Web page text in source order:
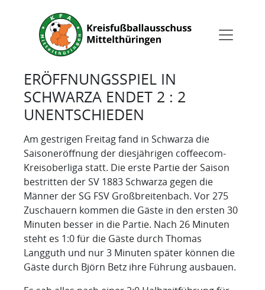
ERÖFFNUNGSSPIEL IN
SCHWARZA ENDET 2 : 2
UNENTSCHIEDEN
Am gestrigen Freitag fand in Schwarza die
Saisoneröffnung der diesjährigen coffeecom-
Kreisoberliga statt. Die erste Partie der Saison
bestritten der SV 1883 Schwarza gegen die
Männer der SG FSV Großbreitenbach. Vor 275
Zuschauern kommen die Gäste in den ersten 30
Minuten besser in die Partie. Nach 26 Minuten
steht es 1:0 für die Gäste durch Thomas
Langguth und nur 3 Minuten später können die
Gäste durch Björn Betz ihre Führung ausbauen.